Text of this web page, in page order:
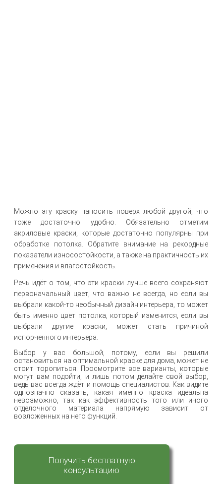
Можно эту краску наносить поверх любой другой, что
тоже достаточно удобно. Обязательно отметим
акриловые краски, которые достаточно популярны при
обработке потолка. Обратите внимание на рекордные
показатели износостойкости, а также на практичность их
применения и влагостойкость.
Речь идёт о том, что эти краски лучше всего сохраняют
первоначальный цвет, что важно не всегда, но если вы
выбрали какой-то необычный дизайн интерьера, то может
быть именно цвет потолка, который изменится, если вы
выбрали другие краски, может стать причиной
испорченного интерьера.
Выбор у вас большой, потому, если вы решили
остановиться на оптимальной краске для дома, может не
стоит торопиться. Просмотрите все варианты, которые
могут вам подойти, и лишь потом делайте свой выбор,
ведь вас всегда ждёт и помощь специалистов. Как видите
однозначно сказать, какая именно краска идеальна
невозможно, так как эффективность того или иного
отделочного материала напрямую зависит от
возложенных на него функций.
Получить бесплатную
консультацию